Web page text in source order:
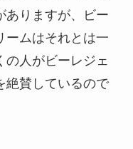
ありますが、ビー
ームはそれとは一
の人がビーレジェ
絶賛しているので